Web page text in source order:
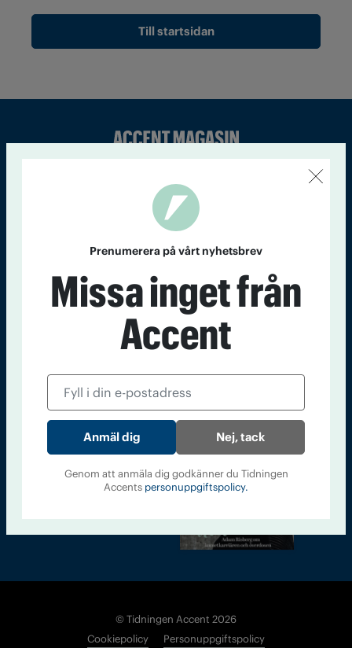
Till startsidan
Sveriges största tidning om droger och nykterhet
Tidningen Accent, A4, Bondegatan 21, 116 33 Stockholm
accent@iogt.se
Chefredaktör och ansvarig utgivare: Barbro Janson Lundkvist,
barbro@a4.se.
Om Tidningen Tidningsarkiv
Läs tidigare
nummer av
Accent
© Tidningen Accent 2026
Cookiepolicy
Personuppgiftspolicy
Prenumerera på vårt nyhetsbrev
Missa inget från
Accent
Nej, tack
Genom att anmäla dig godkänner du Tidningen
Accents personuppgiftspolicy.